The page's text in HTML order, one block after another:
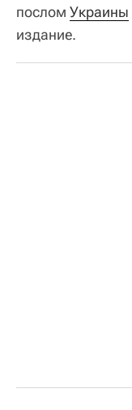
послом Украины
издание.